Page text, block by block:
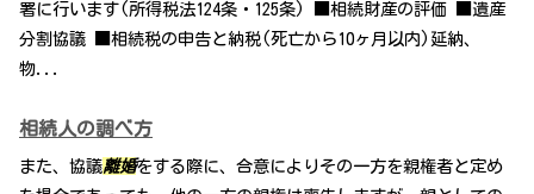
署に行います(所得税法124条・125条) ■相続財産の評価 ■遺産
分割協議 ■相続税の申告と納税(死亡から10ヶ月以内)延納、
物...
相続人の調べ方
また、協議離婚をする際に、合意によりその一方を親権者と定め